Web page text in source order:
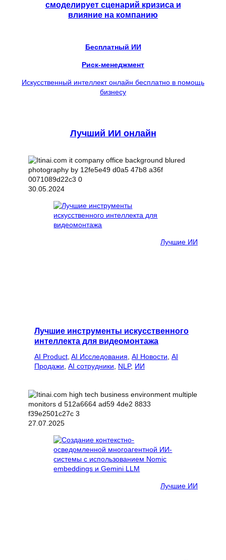
смоделирует сценарий кризиса и
влияние на компанию
Бесплатный ИИ
Риск-менеджмент
Искусственный интеллект онлайн бесплатно в помощь
бизнесу
Лучший ИИ онлайн
30.05.2024
Лучшие ИИ
Лучшие инструменты искусственного
интеллекта для видеомонтажа
AI Product AI Исследования AI Новости AI
Продажи AI сотрудники NLP, ИИ
27.07.2025
Лучшие ИИ